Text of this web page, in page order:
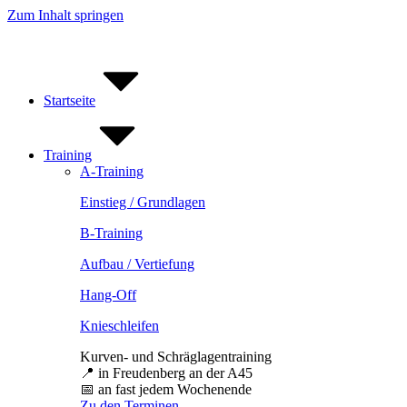
Zum Inhalt springen
Startseite
Training
A-Training
Einstieg / Grundlagen
B-Training
Aufbau / Vertiefung
Hang-Off
Knieschleifen
Kurven- und Schräglagentraining
📍 in Freudenberg an der A45
📅 an fast jedem Wochenende